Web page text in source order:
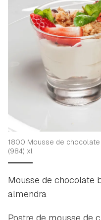
1800 Mousse de
(984) xl
Mousse de chocolate
almendra